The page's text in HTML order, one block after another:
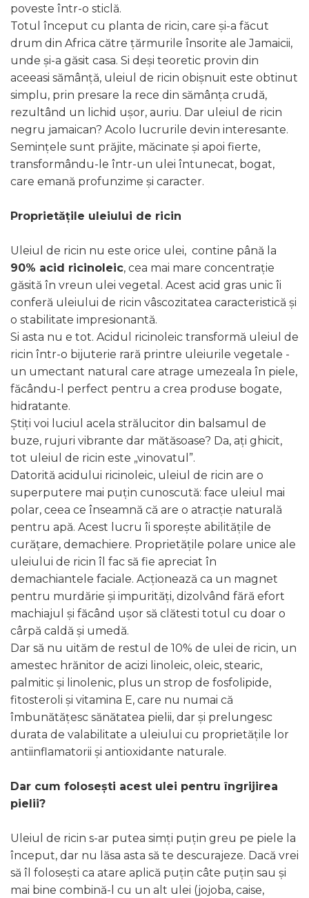
poveste într-o sticlă.
Totul început cu planta de ricin, care și-a făcut
drum din Africa către țărmurile însorite ale Jamaicii,
unde și-a găsit casa. Si deși teoretic provin din
aceeasi sămânță, uleiul de ricin obișnuit este obtinut
simplu, prin presare la rece din sămânța crudă,
rezultând un lichid ușor, auriu. Dar uleiul de ricin
negru jamaican? Acolo lucrurile devin interesante.
Semințele sunt prăjite, măcinate și apoi fierte,
transformându-le într-un ulei întunecat, bogat,
care emană profunzime și caracter.
Proprietățile uleiului de ricin
Uleiul de ricin nu este orice ulei, contine până la
90% acid ricinoleic, cea mai mare concentrație
găsită în vreun ulei vegetal. Acest acid gras unic îi
conferă uleiului de ricin vâscozitatea caracteristică și
o stabilitate impresionantă.
Si asta nu e tot. Acidul ricinoleic transformă uleiul de
ricin într-o bijuterie rară printre uleiurile vegetale -
un umectant natural care atrage umezeala în piele,
făcându-l perfect pentru a crea produse bogate,
hidratante.
Știți voi luciul acela strălucitor din balsamul de
buze, rujuri vibrante dar mătăsoase? Da, ați ghicit,
tot uleiul de ricin este „vinovatul”.
Datorită acidului ricinoleic, uleiul de ricin are o
superputere mai puțin cunoscută: face uleiul mai
polar, ceea ce înseamnă că are o atracție naturală
pentru apă. Acest lucru îi sporește abilitățile de
curățare, demachiere. Proprietățile polare unice ale
uleiului de ricin îl fac să fie apreciat în
demachiantele faciale. Acționează ca un magnet
pentru murdărie și impurități, dizolvând fără efort
machiajul și făcând ușor să clătesti totul cu doar o
cârpă caldă și umedă.
Dar să nu uităm de restul de 10% de ulei de ricin, un
amestec hrănitor de acizi linoleic, oleic, stearic,
palmitic și linolenic, plus un strop de fosfolipide,
fitosteroli și vitamina E, care nu numai că
îmbunătățesc sănătatea pielii, dar și prelungesc
durata de valabilitate a uleiului cu proprietățile lor
antiinflamatorii și antioxidante naturale.
Dar cum folosești acest ulei pentru îngrijirea
pielii?
Uleiul de ricin s-ar putea simți puțin greu pe piele la
început, dar nu lăsa asta să te descurajeze. Dacă vrei
să îl folosești ca atare aplică puțin câte puțin sau și
mai bine combină-l cu un alt ulei (jojoba, caise,